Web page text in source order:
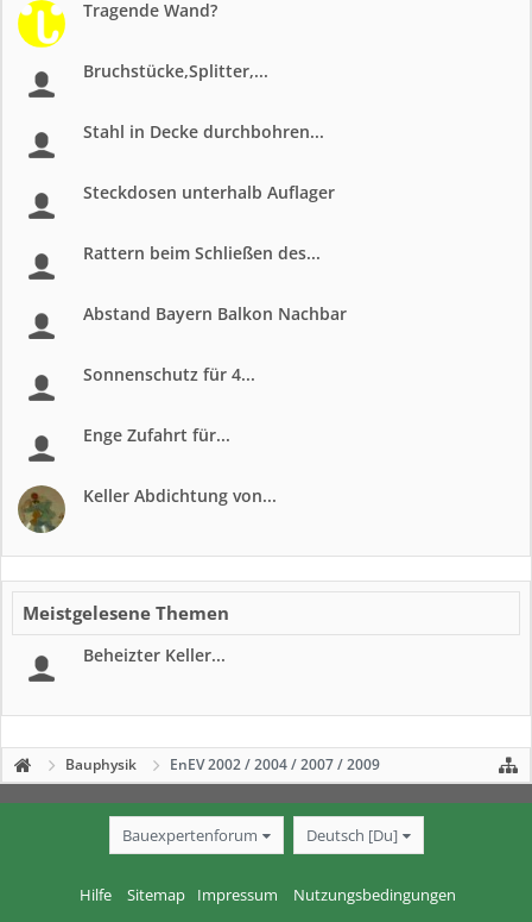
Tragende Wand?
Bruchstücke,Splitter,...
Stahl in Decke durchbohren...
Steckdosen unterhalb Auflager
Rattern beim Schließen des...
Abstand Bayern Balkon Nachbar
Sonnenschutz für 4...
Enge Zufahrt für...
Keller Abdichtung von...
Meistgelesene Themen
Beheizter Keller...
Bauphysik EnEV 2002 / 2004 / 2007 / 2009
Bauexpertenforum Deutsch [Du]
Hilfe Sitemap Impressum Nutzungsbedingungen